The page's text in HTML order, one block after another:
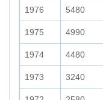
1976 5480
1975 4990
1974 4480
1973 3240